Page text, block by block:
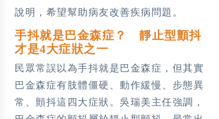
說明，希望幫助病友改善疾病問題。
手抖就是巴金森症？ 靜止型顫抖
才是4大症狀之一
民眾常誤以為手抖就是巴金森症，但其實
巴金森症有肢體僵硬、動作緩慢、步態異
常、顫抖這四大症狀。吳瑞美主任強調，